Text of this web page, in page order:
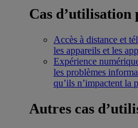
Cas d’utilisation
Accès à distance et
les appareils et les
Expérience
les problèmes
qu’ils n’impactent la
Autres cas